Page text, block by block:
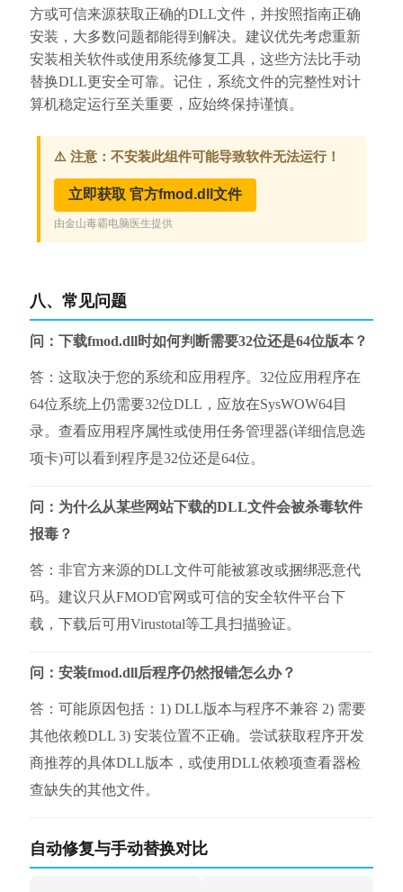
方或可信来源获取正确的DLL文件，并按照指南正确
安装，大多数问题都能得到解决。建议优先考虑重新
安装相关软件或使用系统修复工具，这些方法比手动
替换DLL更安全可靠。记住，系统文件的完整性对计
算机稳定运行至关重要，应始终保持谨慎。
八、常见问题
问：下载fmod.dll时如何判断需要32位还是64位版本？
答：这取决于您的系统和应用程序。32位应用程序在
64位系统上仍需要32位DLL，应放在SysWOW64目
录。查看应用程序属性或使用任务管理器(详细信息选
项卡)可以看到程序是32位还是64位。
问：为什么从某些网站下载的DLL文件会被杀毒软件
报毒？
答：非官方来源的DLL文件可能被篡改或捆绑恶意代
码。建议只从FMOD官网或可信的安全软件平台下
载，下载后可用Virustotal等工具扫描验证。
问：安装fmod.dll后程序仍然报错怎么办？
答：可能原因包括：1) DLL版本与程序不兼容 2) 需要
其他依赖DLL 3) 安装位置不正确。尝试获取程序开发
商推荐的具体DLL版本，或使用DLL依赖项查看器检
查缺失的其他文件。
自动修复与手动替换对比